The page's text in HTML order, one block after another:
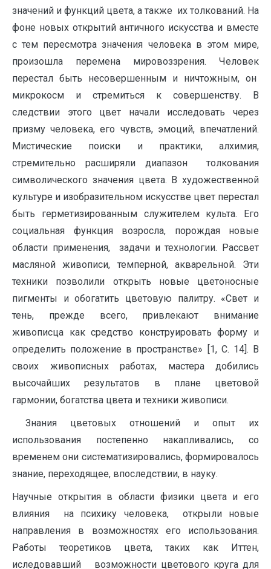
значений и функций цвета, а также их толкований. На
фоне новых открытий античного искусства и вместе
с тем пересмотра значения человека в этом мире,
произошла перемена мировоззрения. Человек
перестал быть несовершенным и ничтожным, он
микрокосм и стремиться к совершенству. В
следствии этого цвет начали исследовать через
призму человека, его чувств, эмоций, впечатлений.
Мистические поиски и практики, алхимия,
стремительно расширяли диапазон толкования
символического значения цвета. В художественной
культуре и изобразительном искусстве цвет перестал
быть герметизированным служителем культа. Его
социальная функция возросла, порождая новые
области применения, задачи и технологии. Рассвет
масляной живописи, темперной, акварельной. Эти
техники позволили открыть новые цветоносные
пигменты и обогатить цветовую палитру. «Свет и
тень, прежде всего, привлекают внимание
живописца как средство конструировать форму и
определить положение в пространстве» [1, С. 14]. В
своих живописных работах, мастера добились
высочайших результатов в плане цветовой
гармонии, богатства цвета и техники живописи.
Знания цветовых отношений и опыт их
использования постепенно накапливались, со
временем они систематизировались, формировалось
знание, переходящее, впоследствии, в науку.
Научные открытия в области физики цвета и его
влияния на психику человека, открыли новые
направления в возможностях его использования.
Работы теоретиков цвета, таких как Иттен,
иследовавший возможности цветового круга для